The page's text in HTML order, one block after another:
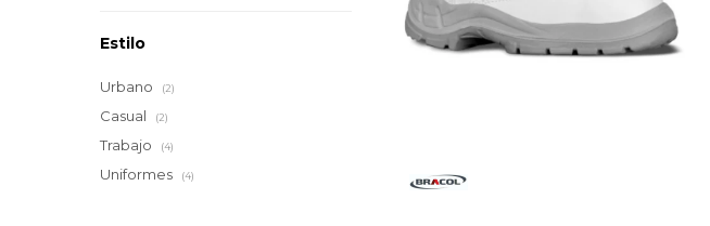
Estilo
Urbano (2)
Casual (2)
Trabajo (4)
Uniformes (4)